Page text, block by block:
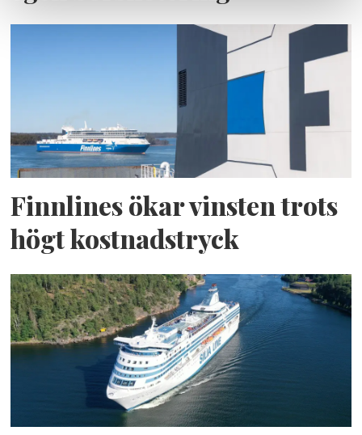
Finnlines ökar vinsten trots
högt kostnadstryck